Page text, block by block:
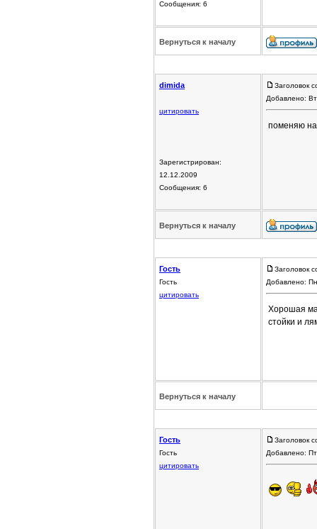
Сообщения: 6
Вернуться к началу
dimida
цитировать
Зарегистрирован:
12.12.2009
Сообщения: 6
Заголовок
Добавлено:
поменяю
Вернуться к началу
Гость
Гость
цитировать
Заголовок
Добавлено:
Хорошая
стойки и
Вернуться к началу
Гость
Гость
цитировать
Заголовок
Добавлено: